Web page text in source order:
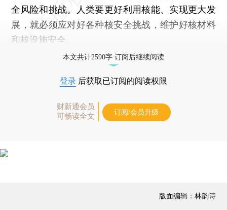
全风险和挑战。人类要更好利用核能、实现更大发
展，就必须应对好各种核安全挑战，维护好核材料
和核设施安全。
本文共计2590字 订阅后继续阅读
登录 后获取已订阅的阅读权限
财新通会员
可畅读全文
订阅/会员升级
版面编辑：林韵诗